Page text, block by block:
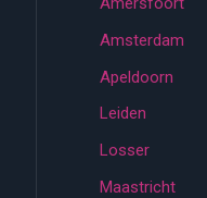
Amsterdam
Apeldoorn
Leiden
Losser
Maastricht